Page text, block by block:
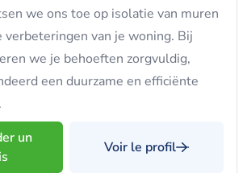
we ons toe op isolatie van muren
verbeteringen van je woning. Bij
we je behoeften zorgvuldig,
een duurzame en efficiënte
un
Voir le profil